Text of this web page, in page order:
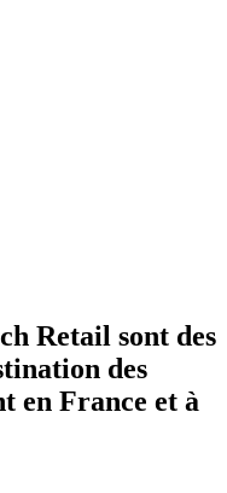
Retail sont des
des
en France et à